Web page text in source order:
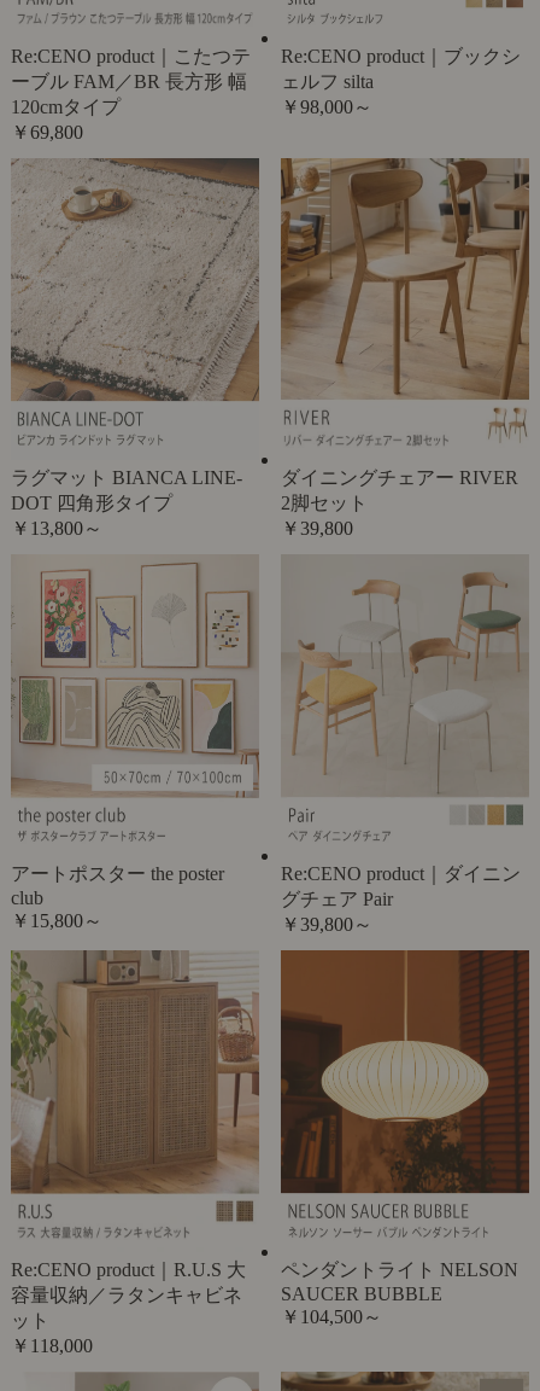
Re:CENO product｜こたつテ
ーブル FAM／BR 長方形 幅
120cmタイプ
￥69,800
Re:CENO product｜ブックシ
ェルフ silta
￥98,000～
ラグマット BIANCA LINE-
DOT 四角形タイプ
￥13,800～
ダイニングチェアー RIVER
2脚セット
￥39,800
アートポスター the poster
club
￥15,800～
Re:CENO product｜ダイニン
グチェア Pair
￥39,800～
Re:CENO product｜R.U.S 大
容量収納／ラタンキャビネ
ット
￥118,000
ペンダントライト NELSON
SAUCER BUBBLE
￥104,500～